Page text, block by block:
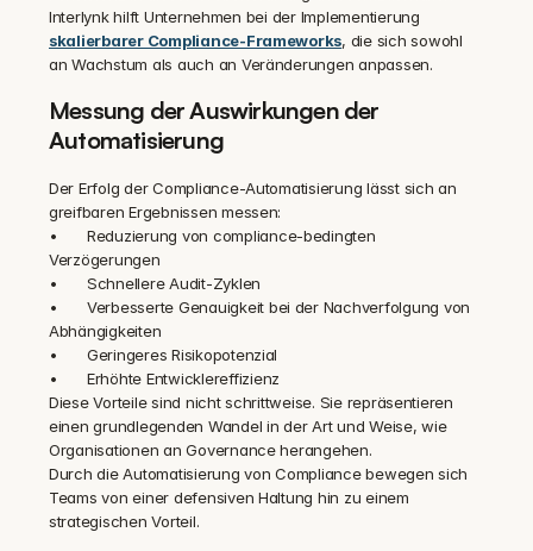
skalierbarer Compliance-Frameworks, die sich sowohl
an Wachstum als auch an Veränderungen anpassen.
Messung der Auswirkungen der
Automatisierung
Der Erfolg der Compliance-Automatisierung lässt sich an
greifbaren Ergebnissen messen:
•	Reduzierung von compliance-bedingten
Verzögerungen
•	Schnellere Audit-Zyklen
•	Verbesserte Genauigkeit bei der Nachverfolgung von
Abhängigkeiten
•	Geringeres Risikopotenzial
•	Erhöhte Entwicklereffizienz
Diese Vorteile sind nicht schrittweise. Sie repräsentieren
einen grundlegenden Wandel in der Art und Weise, wie
Organisationen an Governance herangehen.
Durch die Automatisierung von Compliance bewegen sich
Teams von einer defensiven Haltung hin zu einem
strategischen Vorteil.